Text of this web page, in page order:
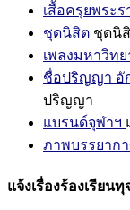
เสื้อครุยพระ
ชุดนิสิต ชุดนิ
เพลงมหาวิทย
ชื่อปริญญา อั
ปริญญา
แบรนด์จุฬาฯ
ภาพบรรยาก
แจ้งเรื่องร้องเรียนทุ